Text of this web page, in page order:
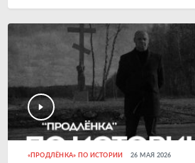
«ПРОДЛЁНКА» ПО ИСТОРИИ 26 МАЯ 2026